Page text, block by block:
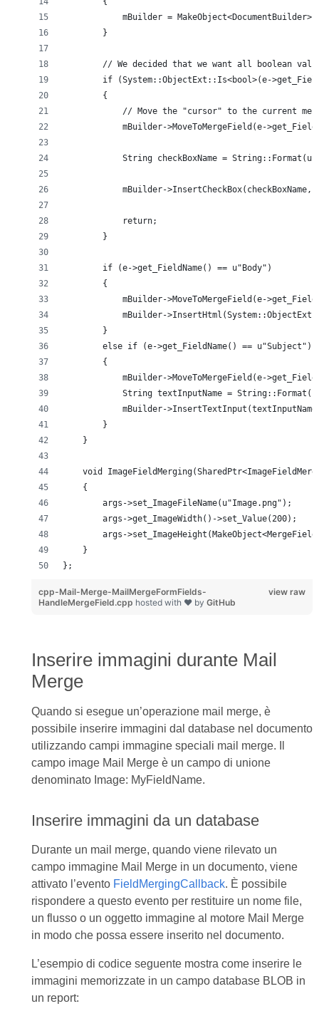
mBuilder =
        }
// We decided that we want all boolean
if (System::ObjectExt::Is<bool>(e-
        {
// Move the "cursor" to the current
mBuilder->MoveToMergeField(e-
String checkBoxName =
mBuilder-
            return;
        }
        if (e->get_FieldName() == u"Body")
        {
mBuilder->MoveToMergeField(e-
mBuilder-
        }
        else if (e->get_FieldName() == u"Subject")
        {
mBuilder->MoveToMergeField(e-
String textInputName =
mBuilder-
        }
    }
void
    {
        args->set_ImageFileName(u"Image.png");
        args->get_ImageWidth()->set_Value(200);
args-
    }
};
view raw
cpp-Mail-Merge-MailMergeFormFields-
HandleMergeField.cpp hosted with ❤ by GitHub
Inserire immagini durante Mail
Merge
Quando si esegue un’operazione mail merge, è
possibile inserire immagini dal database nel documento
utilizzando campi immagine speciali mail merge. Il
campo image Mail Merge è un campo di unione
denominato Image: MyFieldName.
Inserire immagini da un database
Durante un mail merge, quando viene rilevato un
campo immagine Mail Merge in un documento, viene
attivato l’evento FieldMergingCallback. È possibile
rispondere a questo evento per restituire un nome file,
un flusso o un oggetto immagine al motore Mail Merge
in modo che possa essere inserito nel documento.
L’esempio di codice seguente mostra come inserire le
immagini memorizzate in un campo database BLOB in
un report: